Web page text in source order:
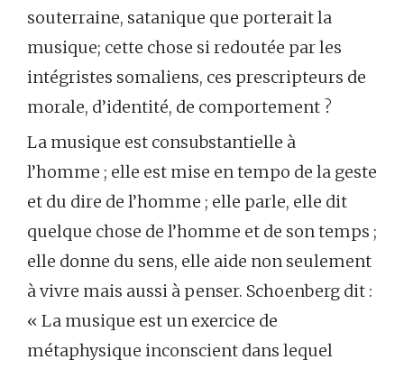
souterraine, satanique que porterait la
musique; cette chose si redoutée par les
intégristes somaliens, ces prescripteurs de
morale, d’identité, de comportement ?
La musique est consubstantielle à
l’homme ; elle est mise en tempo de la geste
et du dire de l’homme ; elle parle, elle dit
quelque chose de l’homme et de son temps ;
elle donne du sens, elle aide non seulement
à vivre mais aussi à penser. Schoenberg dit :
« La musique est un exercice de
métaphysique inconscient dans lequel